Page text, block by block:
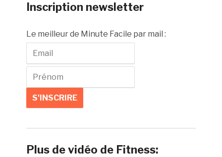
Inscription newsletter
Le meilleur de Minute Facile par mail :
Plus de vidéo de Fitness: